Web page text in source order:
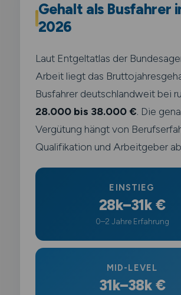
Gehalt als Busfahrer
2026
Laut Entgeltatlas der
Arbeit liegt das
Busfahrer deutschlandweit bei
28.000 bis 38.000 €. Die
Vergütung hängt von
Qualifikation und Arbeitgeber
EINSTIEG
28k–31k €
0–2 Jahre Erfahrung
MID-LEVEL
31k–38k €